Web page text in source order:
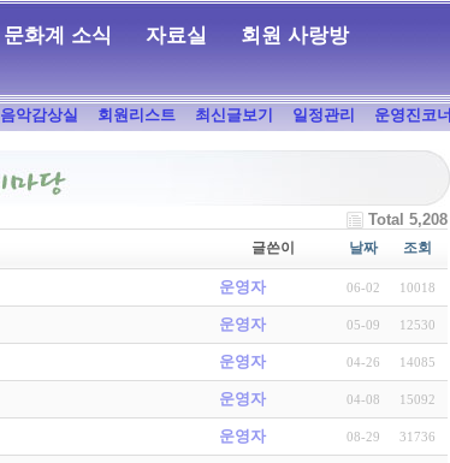
문화계 소식 자료실 회원 사랑방
음악감상실 회원리스트 최신글보기 일정관리 운영진코너
Total 5,208
글쓴이 날짜 조회
운영자 06-02 10018
운영자 05-09 12530
운영자 04-26 14085
운영자 04-08 15092
운영자 08-29 31736